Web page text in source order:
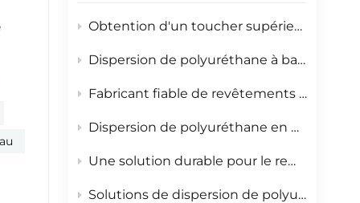
Obtention d'un toucher supérieur sur les plastiques et le papier grâce à la dispersion de polyuréthane
Dispersion de polyuréthane à base d'eau pour une protection durable des métaux
Fabricant fiable de revêtements pour bois
Dispersion de polyuréthane en phase aqueuse pour les revêtements de papier de substitution au plastique
Une solution durable pour le remplacement des films d'emballage en papier
Solutions de dispersion de polyuréthane en phase aqueuse pour les revêtements de papiers spéciaux
l’empreinte car